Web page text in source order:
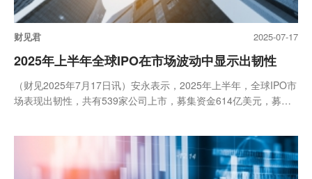
财见君 2025-07-17
2025年上半年全球IPO在市场波动中显示出韧性
（财见2025年7月17日讯）安永表示，2025年上半年，全球IPO市
场表现出韧性，共有539家公司上市，募集资金614亿美元，募集